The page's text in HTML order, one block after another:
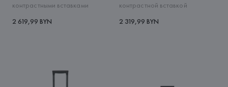
контрастными вставками
2 619,99 BYN
контрастной вставкой
2 319,99 BYN